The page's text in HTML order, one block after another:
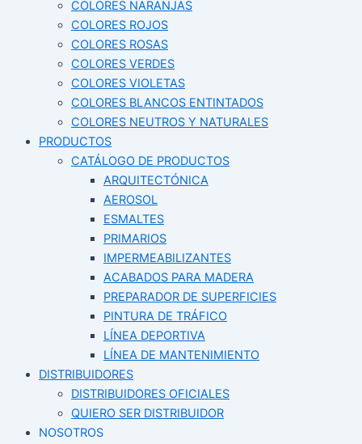
COLORES NARANJAS
COLORES ROJOS
COLORES ROSAS
COLORES VERDES
COLORES VIOLETAS
COLORES BLANCOS ENTINTADOS
COLORES NEUTROS Y NATURALES
PRODUCTOS
CATÁLOGO DE PRODUCTOS
ARQUITECTÓNICA
AEROSOL
ESMALTES
PRIMARIOS
IMPERMEABILIZANTES
ACABADOS PARA MADERA
PREPARADOR DE SUPERFICIES
PINTURA DE TRÁFICO
LÍNEA DEPORTIVA
LÍNEA DE MANTENIMIENTO
DISTRIBUIDORES
DISTRIBUIDORES OFICIALES
QUIERO SER DISTRIBUIDOR
NOSOTROS